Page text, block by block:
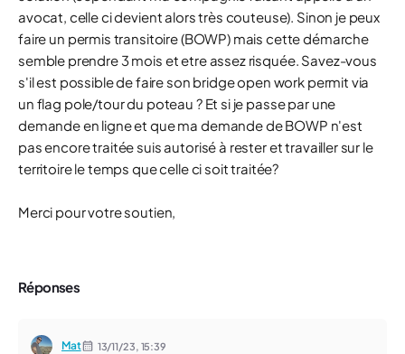
avocat, celle ci devient alors très couteuse). Sinon je peux
faire un permis transitoire (BOWP) mais cette démarche
semble prendre 3 mois et etre assez risquée. Savez-vous
s'il est possible de faire son bridge open work permit via
un flag pole/tour du poteau ? Et si je passe par une
demande en ligne et que ma demande de BOWP n'est
pas encore traitée suis autorisé à rester et travailler sur le
territoire le temps que celle ci soit traitée?
Merci pour votre soutien,
Réponses
Mat 13/11/23, 15:39